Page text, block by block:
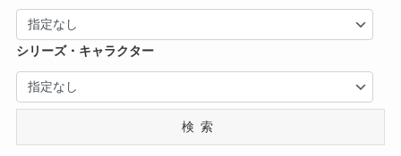
シリーズ・キャラクター
検索